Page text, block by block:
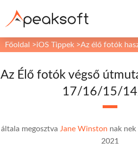
Főoldal >iOS Tippek >Az élő fotók
Az Élő fotók végső
17/16/15/
általa megosztva Jane Winston nak nek
2021